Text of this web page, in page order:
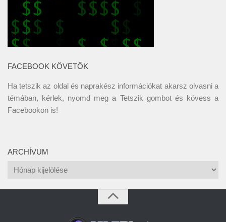
FACEBOOK KÖVETŐK
Ha tetszik az oldal és naprakész információkat akarsz olvasni a
témában, kérlek, nyomd meg a Tetszik gombot és kövess a
Facebookon is!
ARCHÍVUM
Archívum